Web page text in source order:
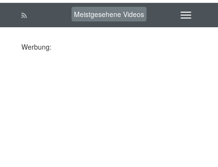
Meistgesehene Videos
Werbung: